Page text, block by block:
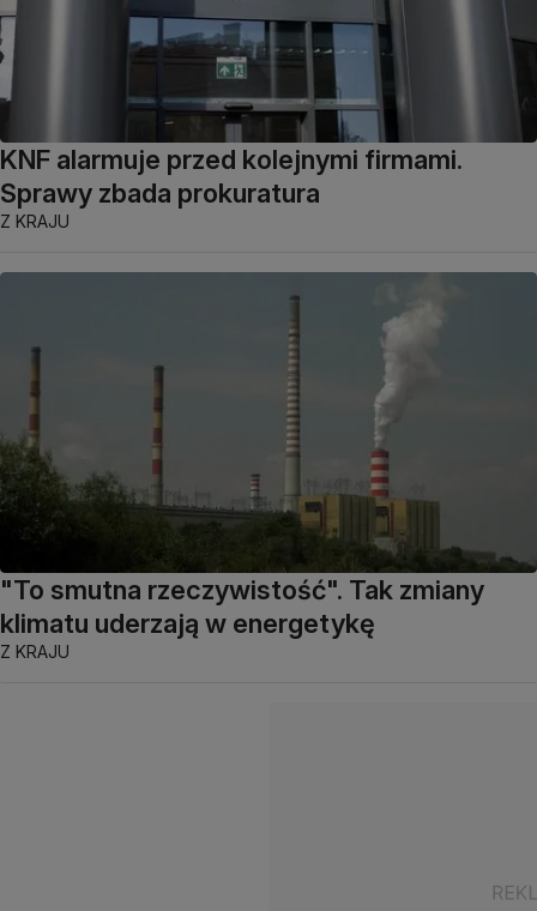
KNF alarmuje przed kolejnymi firmami.
Sprawy zbada prokuratura
Z KRAJU
"To smutna rzeczywistość". Tak zmiany
klimatu uderzają w energetykę
Z KRAJU